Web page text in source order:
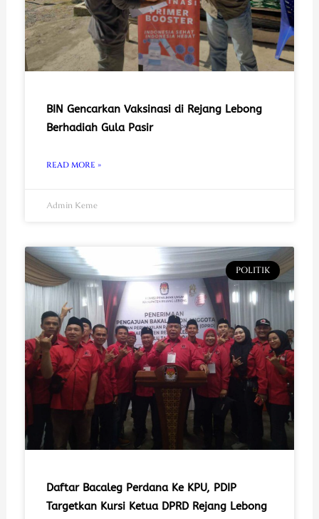
BIN Gencarkan Vaksinasi di Rejang Lebong
Berhadiah Gula Pasir
READ MORE »
Admin Keme
POLITIK
Daftar Bacaleg Perdana Ke KPU, PDIP
Targetkan Kursi Ketua DPRD Rejang Lebong